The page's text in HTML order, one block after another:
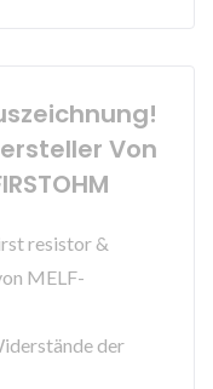
Von
resistor &
MELF-
der